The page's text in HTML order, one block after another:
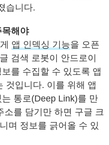
습니다.
해야
앱 인덱싱 기능을 오픈
검색 로봇이 안드로이
를 수집할 수 있도록 앱
것입니다. 이를 위해 앱
통로(Deep Link)를 만
소를 담기만 하면 구글 크
며 정보를 긁어올 수 있